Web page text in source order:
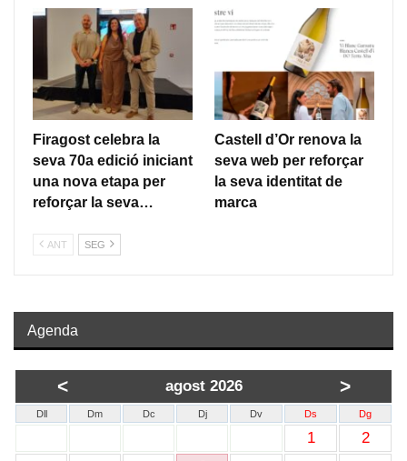
Firagost celebra la
seva 70a edició iniciant
una nova etapa per
reforçar la seva…
Castell d’Or renova la
seva web per reforçar
la seva identitat de
marca
ANT SEG
Agenda
< agost 2026 >
Dll Dm Dc Dj Dv Ds Dg
1
2